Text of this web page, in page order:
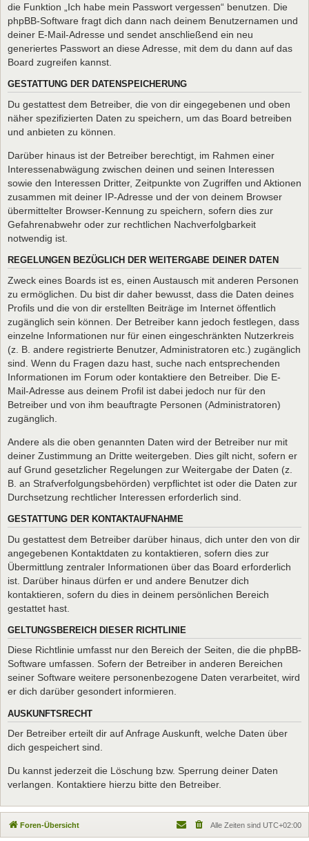
die Funktion „Ich habe mein Passwort vergessen“ benutzen. Die
phpBB-Software fragt dich dann nach deinem Benutzernamen und
deiner E-Mail-Adresse und sendet anschließend ein neu
generiertes Passwort an diese Adresse, mit dem du dann auf das
Board zugreifen kannst.
GESTATTUNG DER DATENSPEICHERUNG
Du gestattest dem Betreiber, die von dir eingegebenen und oben
näher spezifizierten Daten zu speichern, um das Board betreiben
und anbieten zu können.
Darüber hinaus ist der Betreiber berechtigt, im Rahmen einer
Interessenabwägung zwischen deinen und seinen Interessen
sowie den Interessen Dritter, Zeitpunkte von Zugriffen und Aktionen
zusammen mit deiner IP-Adresse und der von deinem Browser
übermittelter Browser-Kennung zu speichern, sofern dies zur
Gefahrenabwehr oder zur rechtlichen Nachverfolgbarkeit
notwendig ist.
REGELUNGEN BEZÜGLICH DER WEITERGABE DEINER DATEN
Zweck eines Boards ist es, einen Austausch mit anderen Personen
zu ermöglichen. Du bist dir daher bewusst, dass die Daten deines
Profils und die von dir erstellten Beiträge im Internet öffentlich
zugänglich sein können. Der Betreiber kann jedoch festlegen, dass
einzelne Informationen nur für einen eingeschränkten Nutzerkreis
(z. B. andere registrierte Benutzer, Administratoren etc.) zugänglich
sind. Wenn du Fragen dazu hast, suche nach entsprechenden
Informationen im Forum oder kontaktiere den Betreiber. Die E-
Mail-Adresse aus deinem Profil ist dabei jedoch nur für den
Betreiber und von ihm beauftragte Personen (Administratoren)
zugänglich.
Andere als die oben genannten Daten wird der Betreiber nur mit
deiner Zustimmung an Dritte weitergeben. Dies gilt nicht, sofern er
auf Grund gesetzlicher Regelungen zur Weitergabe der Daten (z.
B. an Strafverfolgungsbehörden) verpflichtet ist oder die Daten zur
Durchsetzung rechtlicher Interessen erforderlich sind.
GESTATTUNG DER KONTAKTAUFNAHME
Du gestattest dem Betreiber darüber hinaus, dich unter den von dir
angegebenen Kontaktdaten zu kontaktieren, sofern dies zur
Übermittlung zentraler Informationen über das Board erforderlich
ist. Darüber hinaus dürfen er und andere Benutzer dich
kontaktieren, sofern du dies in deinem persönlichen Bereich
gestattet hast.
GELTUNGSBEREICH DIESER RICHTLINIE
Diese Richtlinie umfasst nur den Bereich der Seiten, die die phpBB-
Software umfassen. Sofern der Betreiber in anderen Bereichen
seiner Software weitere personenbezogene Daten verarbeitet, wird
er dich darüber gesondert informieren.
AUSKUNFTSRECHT
Der Betreiber erteilt dir auf Anfrage Auskunft, welche Daten über
dich gespeichert sind.
Du kannst jederzeit die Löschung bzw. Sperrung deiner Daten
verlangen. Kontaktiere hierzu bitte den Betreiber.
Foren-Übersicht Alle Zeiten sind UTC+02:00